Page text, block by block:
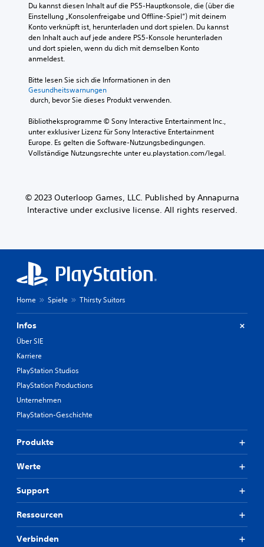
n
e
r
A
u
d
o
s
i
n
a
l
e
u
z
e
o
d
r
s
u
m
a
t
Du kannst diesen Inhalt auf die PS5-Hauptkonsole, die (über die
Einstellung „Konsolenfreigabe und Offline-Spiel“) mit deinem
Konto verknüpft ist, herunterladen und dort spielen. Du kannst
den Inhalt auch auf jede andere PS5-Konsole herunterladen
und dort spielen, wenn du dich mit demselben Konto
anmeldest.
Bitte lesen Sie sich die Informationen in den
Gesundheitswarnungen
durch, bevor Sie dieses Produkt verwenden.
Bibliotheksprogramme © Sony Interactive Entertainment Inc.,
unter exklusiver Lizenz für Sony Interactive Entertainment
Europe. Es gelten die Software-Nutzungsbedingungen.
Vollständige Nutzungsrechte unter eu.playstation.com/legal.
© 2023 Outerloop Games, LLC. Published by Annapurna
Interactive under exclusive license. All rights reserved.
Home Spiele Thirsty Suitors
Infos
Über SIE
Karriere
PlayStation Studios
PlayStation Productions
Unternehmen
PlayStation-Geschichte
Produkte
Werte
Support
Ressourcen
Verbinden